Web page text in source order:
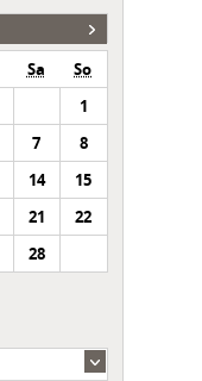
Sa
So
1
7
8
14
15
21
22
28